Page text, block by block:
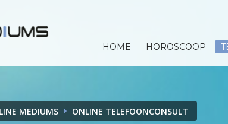
HOME HOROSCOOP
MEDIUMS ONLINE TELEFOONCONSULT